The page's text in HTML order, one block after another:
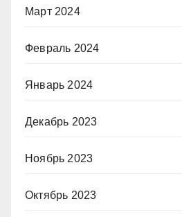
Март 2024
Февраль 2024
Январь 2024
Декабрь 2023
Ноябрь 2023
Октябрь 2023